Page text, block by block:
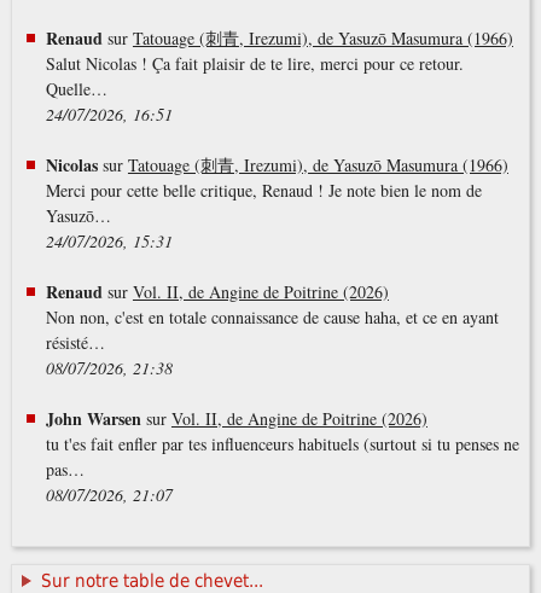
Renaud sur Tatouage (刺青, Irezumi), de Yasuzō Masumura (1966)
Salut Nicolas ! Ça fait plaisir de te lire, merci pour ce retour.
Quelle…
24/07/2026, 16:51
Nicolassur Tatouage (刺青, Irezumi), de Yasuzō Masumura (1966)
Merci pour cette belle critique, Renaud ! Je note bien le nom de
Yasuzō…
24/07/2026, 15:31
Renaud sur Vol. II, de Angine de Poitrine (2026)
Non non, c'est en totale connaissance de cause haha, et ce en ayant
résisté…
08/07/2026, 21:38
John Warsen sur Vol. II, de Angine de Poitrine (2026)
tu t'es fait enfler par tes influenceurs habituels (surtout si tu penses ne
pas…
08/07/2026, 21:07
Sur notre table de chevet...